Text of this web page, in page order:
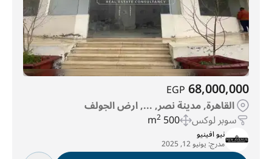
68,000,000
EGP
القاهرة, مدينة نصر, ..., ارض الجولف
سوبر لوكس 500 m
2
نيو افينيو
مدرج: يونيو 12, 2025